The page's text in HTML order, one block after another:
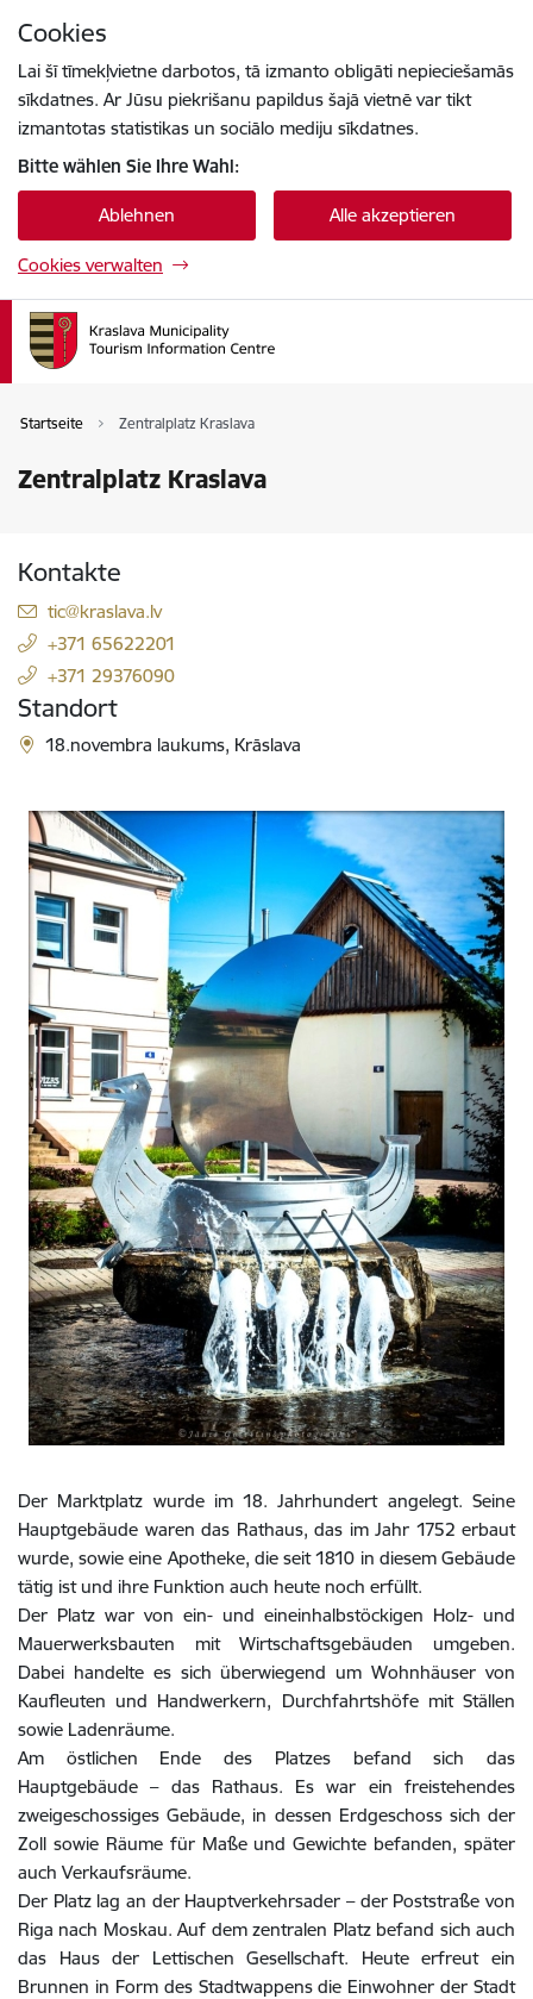
Cookies
Lai šī tīmekļvietne darbotos, tā izmanto obligāti nepieciešamās
sīkdatnes. Ar Jūsu piekrišanu papildus šajā vietnē var tikt
izmantotas statistikas un sociālo mediju sīkdatnes.
Bitte wählen Sie Ihre Wahl:
Ablehnen Alle akzeptieren
Cookies verwalten
Startseite Zentralplatz Kraslava
Zentralplatz Kraslava
Kontakte
E-Mail:
tic@kraslava.lv
+371 65622201
+371 29376090
Standort
18.novembra laukums, Krāslava
Der Marktplatz wurde im 18. Jahrhundert angelegt. Seine
Hauptgebäude waren das Rathaus, das im Jahr 1752 erbaut
wurde, sowie eine Apotheke, die seit 1810 in diesem Gebäude
tätig ist und ihre Funktion auch heute noch erfüllt.
Der Platz war von ein- und eineinhalbstöckigen Holz- und
Mauerwerksbauten mit Wirtschaftsgebäuden umgeben.
Dabei handelte es sich überwiegend um Wohnhäuser von
Kaufleuten und Handwerkern, Durchfahrtshöfe mit Ställen
sowie Ladenräume.
Am östlichen Ende des Platzes befand sich das
Hauptgebäude – das Rathaus. Es war ein freistehendes
zweigeschossiges Gebäude, in dessen Erdgeschoss sich der
Zoll sowie Räume für Maße und Gewichte befanden, später
auch Verkaufsräume.
Der Platz lag an der Hauptverkehrsader – der Poststraße von
Riga nach Moskau. Auf dem zentralen Platz befand sich auch
das Haus der Lettischen Gesellschaft. Heute erfreut ein
Brunnen in Form des Stadtwappens die Einwohner der Stadt